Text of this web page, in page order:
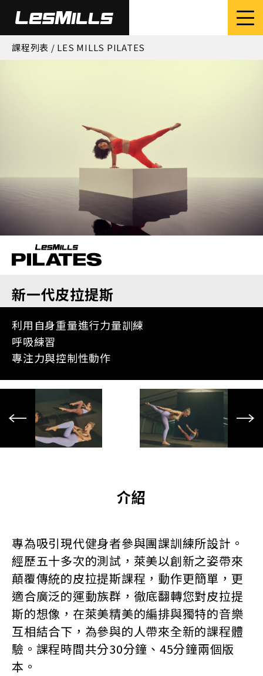
課程列表 / LES MILLS PILATES
新一代皮拉提斯
利用自身重量進行力量訓練
呼吸練習
專注力與控制性動作
介紹
專為吸引現代健身者參與團課訓練所設計。
經歷五十多次的測試，萊美以創新之姿帶來
顛覆傳統的皮拉提斯課程，動作更簡單，更
適合廣泛的運動族群，徹底翻轉您對皮拉提
斯的想像，在萊美精美的編排與獨特的音樂
互相結合下，為參與的人帶來全新的課程體
驗。課程時間共分30分鐘、45分鐘兩個版
本。